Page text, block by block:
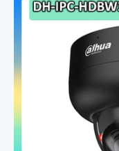
ngoài trời